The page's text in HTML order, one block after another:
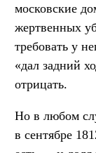
московские
жертвенных
требовать у
«дал задний
отрицать.
Но в любом
в сентябре